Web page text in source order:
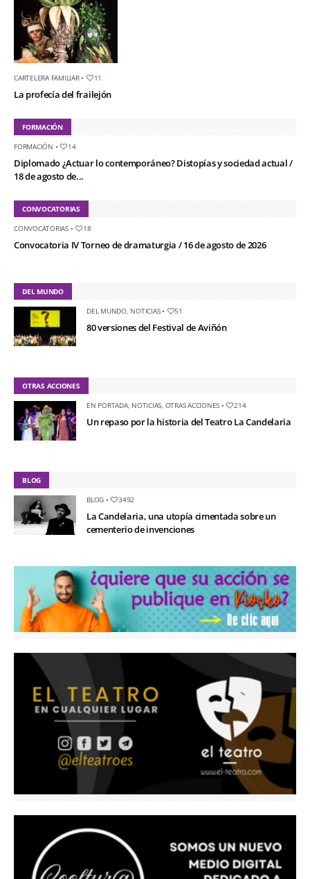
CARTELERA FAMILIAR• 11
La profecía del frailejón
FORMACIÓN
FORMACIÓN • 14
Diplomado ¿Actuar lo contemporáneo? Distopías y sociedad actual /
18 de agosto de...
CONVOCATORIAS
CONVOCATORIAS• 18
Convocatoria IV Torneo de dramaturgia / 16 de agosto de 2026
DEL MUNDO
DEL MUNDO, NOTICIAS• 51
80 versiones del Festival de Aviñón
OTRAS ACCIONES
EN PORTADA, NOTICIAS OTRAS ACCIONES • 214
Un repaso por la historia del Teatro La Candelaria
BLOG
BLOG • 3492
La Candelaria, una utopía cimentada sobre un
cementerio de invenciones